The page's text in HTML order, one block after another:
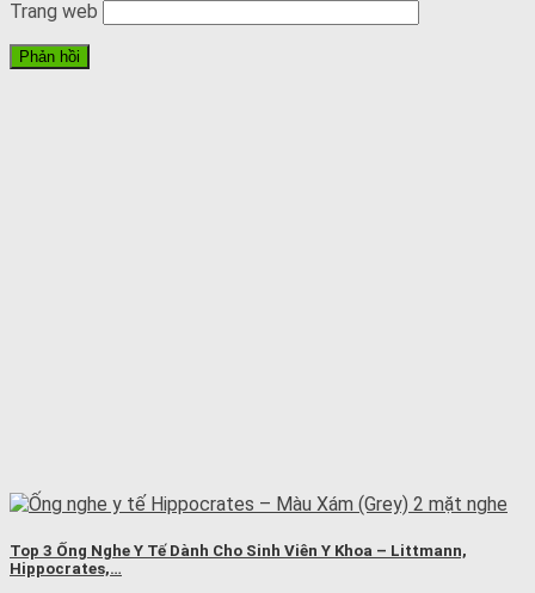
Trang web
Top 3 Ống Nghe Y Tế Dành Cho Sinh Viên Y Khoa – Littmann,
Hippocrates,…